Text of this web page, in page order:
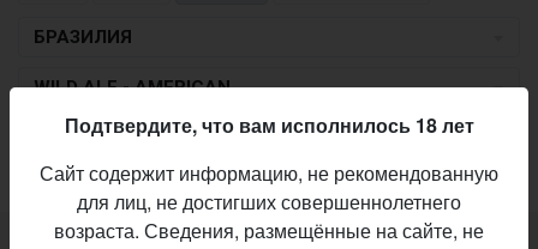
БРАЗИЛИЯ
WILD ALE - AMERICAN
Пиво по заданным критериям не найдено
Подтвердите, что вам исполнилось 18 лет
Сайт содержит информацию, не рекомендованную
для лиц, не достигших совершеннолетнего
возраста. Сведения, размещённые на сайте, не